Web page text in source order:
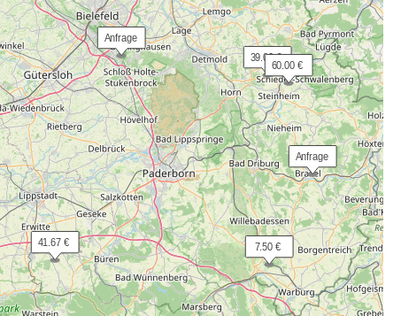
39.00 €
Anfrage
  7.50 €
41.67 €
Anfrage
60.00 €